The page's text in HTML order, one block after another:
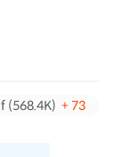
(568.4K)+ 73